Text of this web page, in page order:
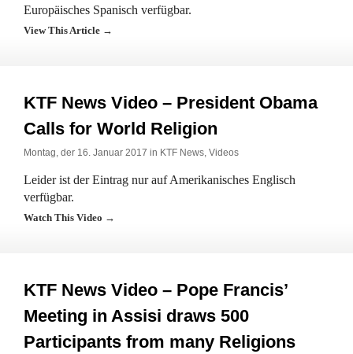
Europäisches Spanisch verfügbar.
View This Article →
KTF News Video – President Obama
Calls for World Religion
Montag, der 16. Januar 2017 in KTF News, Videos
Leider ist der Eintrag nur auf Amerikanisches Englisch
verfügbar.
Watch This Video →
KTF News Video – Pope Francis’
Meeting in Assisi draws 500
Participants from many Religions